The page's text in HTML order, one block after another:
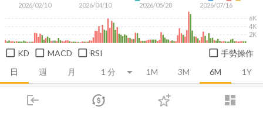
login dashboard
市場 登入
日 週 月 1M 3M 6M 1Y
2026/02/10 2026/04/10 2026/05/28 2026/07/16
2K
4K
6K
KD MACD RSI 手勢操作
推薦卡片 技術面 消息面 財務報